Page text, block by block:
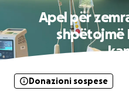
Apel për
shpëtojmë
Donazioni sospese